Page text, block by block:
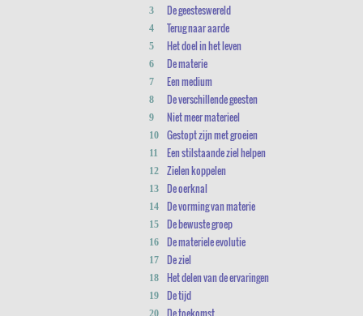
3 De geesteswereld
4 Terug naar aarde
5 Het doel in het leven
6 De materie
7 Een medium
8 De verschillende geesten
9 Niet meer materieel
10 Gestopt zijn met groeien
11 Een stilstaande ziel helpen
12 Zielen koppelen
13 De oerknal
14 De vorming van materie
15 De bewuste groep
16 De materiele evolutie
17 De ziel
18 Het delen van de ervaringen
19 De tijd
20 De toekomst